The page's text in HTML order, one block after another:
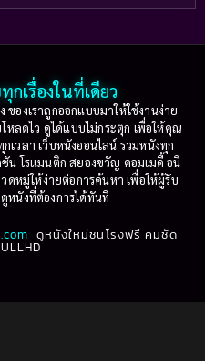
เรื่องในที่เดียว
องเราถูกออกแบบมาให้ใช้งานง่าย
ลดไว ดูได้แบบไม่กระตุก เพื่อให้คุณ
เวลา เว็บหนังออนไลน์ รวมหนังทุก
น โรแมนติก สยองขวัญ คอมเมดี้ อนิ
หมู่ให้ง่ายต่อการค้นหา เพื่อให้ผู้รับ
หนังที่ต้องการได้ทันที
ดูหนังใหม่ชนโรงฟรี คมชัด